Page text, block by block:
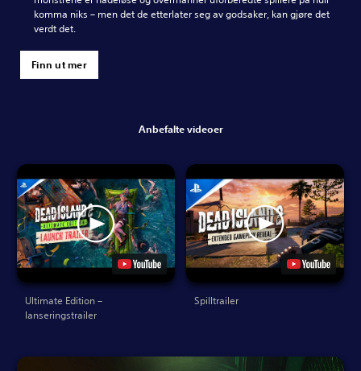
komma niks – men det de etterlater seg av godsaker, kan gjøre det
verdt det.
Finn ut mer
Anbefalte videoer
Ultimate Edition –
lanseringstrailer
Spilltrailer